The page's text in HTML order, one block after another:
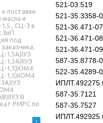
поставке
и
, СЦ-3 в
ЗиП.
под
1,5A)IУЗ
1,5A)IIУЗ
1,5)IОМ4
1,5)IIОМ4
В
РМРС по
521-03.519
521-35.3358-
521-36.471-07
521-36.471-08
521-36.471-09
587-35.8778-
522-35.4289-
587-35.7121
587-35.7527